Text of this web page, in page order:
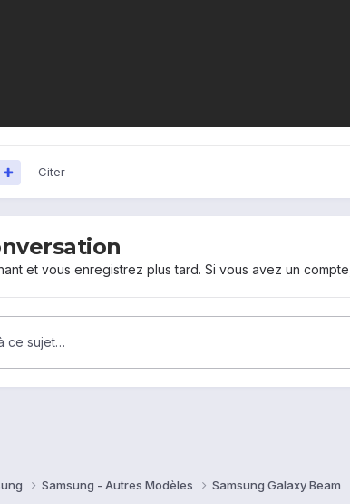
Citer
et vous enregistrez plus tard. Si vous avez un compte,
ce sujet…
Samsung - Autres Modèles Samsung Galaxy Beam